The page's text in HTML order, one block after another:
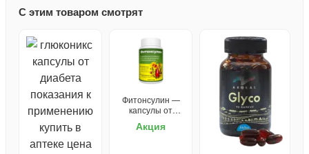
С этим товаром смотрят
Фитонсулин —
капсулы от
Акция